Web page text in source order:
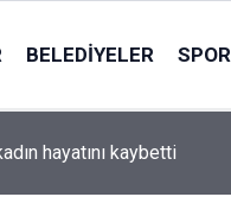
BELEDIYELER SPOR
hayatını kaybetti